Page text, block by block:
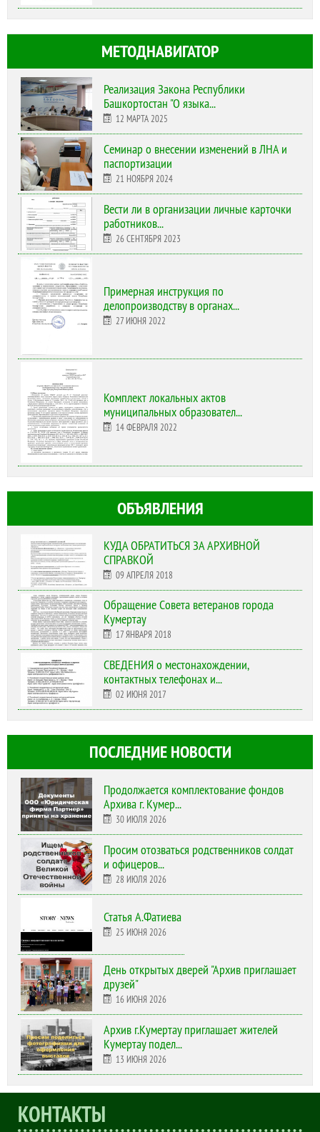
МЕТОДНАВИГАТОР
Реализация Закона Республики
Башкортостан "О языка...
12 МАРТА 2025
Cеминар о внесении изменений в ЛНА и
паспортизации
21 НОЯБРЯ 2024
Вести ли в организации личные карточки
работников...
26 СЕНТЯБРЯ 2023
Примерная инструкция по
делопроизводству в органах...
27 ИЮНЯ 2022
Комплект локальных актов
муниципальных образовател...
14 ФЕВРАЛЯ 2022
ОБЪЯВЛЕНИЯ
КУДА ОБРАТИТЬСЯ ЗА АРХИВНОЙ
СПРАВКОЙ
09 АПРЕЛЯ 2018
Обращение Совета ветеранов города
Кумертау
17 ЯНВАРЯ 2018
СВЕДЕНИЯ о местонахождении,
контактных телефонах и...
02 ИЮНЯ 2017
ПОСЛЕДНИЕ НОВОСТИ
Продолжается комплектование фондов
Архива г. Кумер...
30 ИЮЛЯ 2026
Просим отозваться родственников солдат
и офицеров...
28 ИЮЛЯ 2026
Статья А.Фатиева
25 ИЮНЯ 2026
День открытых дверей "Архив приглашает
друзей"
16 ИЮНЯ 2026
Архив г.Кумертау приглашает жителей
Кумертау подел...
13 ИЮНЯ 2026
КОНТАКТЫ